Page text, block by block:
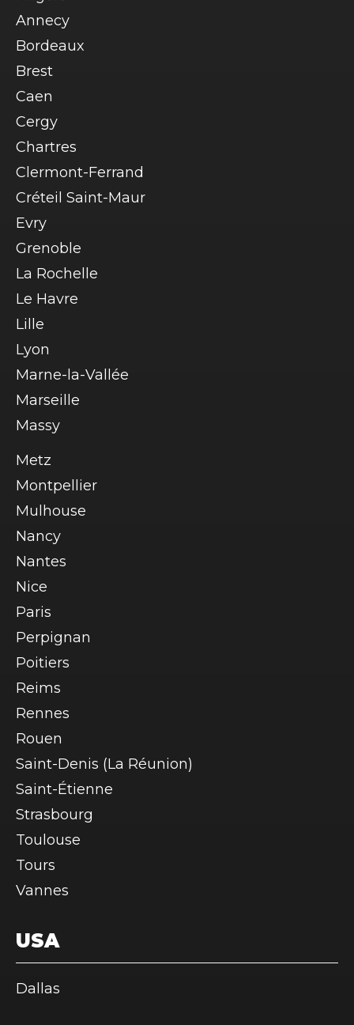
signalerez une fois sur place).
Pour le pack anniversaire
ajouté à votre panier.
Contactez-nous via
plus forte à l’arrivée.
Annecy
Bordeaux
Brest
Caen
Cergy
Chartres
Clermont-Ferrand
Créteil Saint-Maur
Evry
Grenoble
La Rochelle
Le Havre
Lille
Lyon
Marne-la-Vallée
Marseille
Massy
Metz
Montpellier
Mulhouse
Nancy
Nantes
Nice
Paris
Perpignan
Poitiers
Reims
Rennes
Rouen
Saint-Denis (La Réunion)
Saint-Étienne
Strasbourg
Toulouse
Tours
Vannes
USA
Dallas